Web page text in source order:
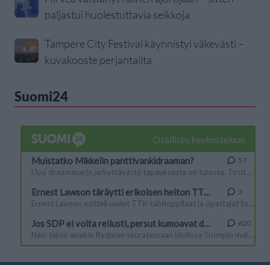
paljastui huolestuttavia seikkoja
Tampere City Festival käynnistyi väkevästi –
kuvakooste perjantailta
Suomi24